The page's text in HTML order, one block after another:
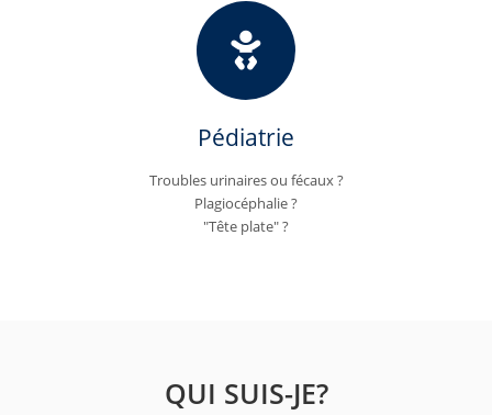
Pédiatrie
Troubles urinaires ou fécaux ?
Plagiocéphalie ?
"Tête plate" ?
QUI SUIS-JE?